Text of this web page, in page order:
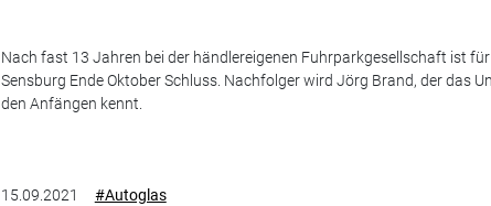
Nach fast 13 Jahren bei der händlereigenen Fuhrparkgesellschaft ist
Sensburg Ende Oktober Schluss. Nachfolger wird Jörg Brand, der das
den Anfängen kennt.
15.09.2021 #Autoglas